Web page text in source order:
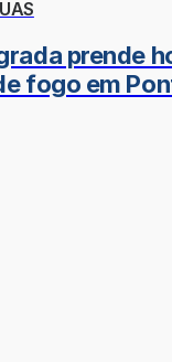
prende
fogo em